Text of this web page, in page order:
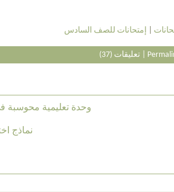
إمتحانات للصف السادس
|تعليقات (37)
وحدة تعليمية
نماذج